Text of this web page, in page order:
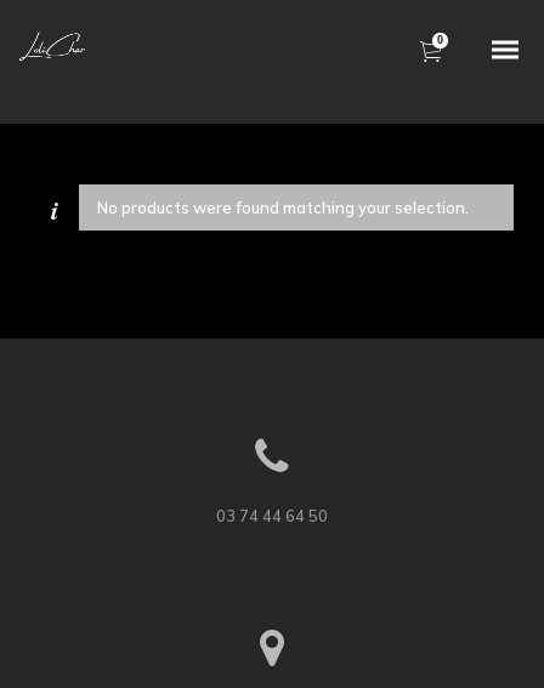
0
No products were found matching your selection.
03 74 44 64 50